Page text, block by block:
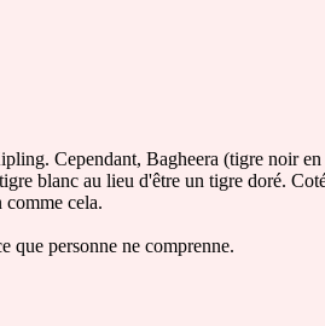
Cependant, Bagheera (tigre noir
blanc au lieu d'être un tigre doré.
comme cela.
que personne ne comprenne.